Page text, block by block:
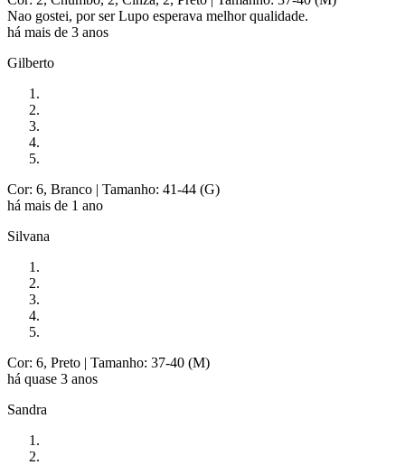
Nao gostei, por ser Lupo esperava melhor qualidade.
há mais de 3 anos
Gilberto
Cor: 6, Branco | Tamanho: 41-44 (G)
há mais de 1 ano
Silvana
Cor: 6, Preto | Tamanho: 37-40 (M)
há quase 3 anos
Sandra